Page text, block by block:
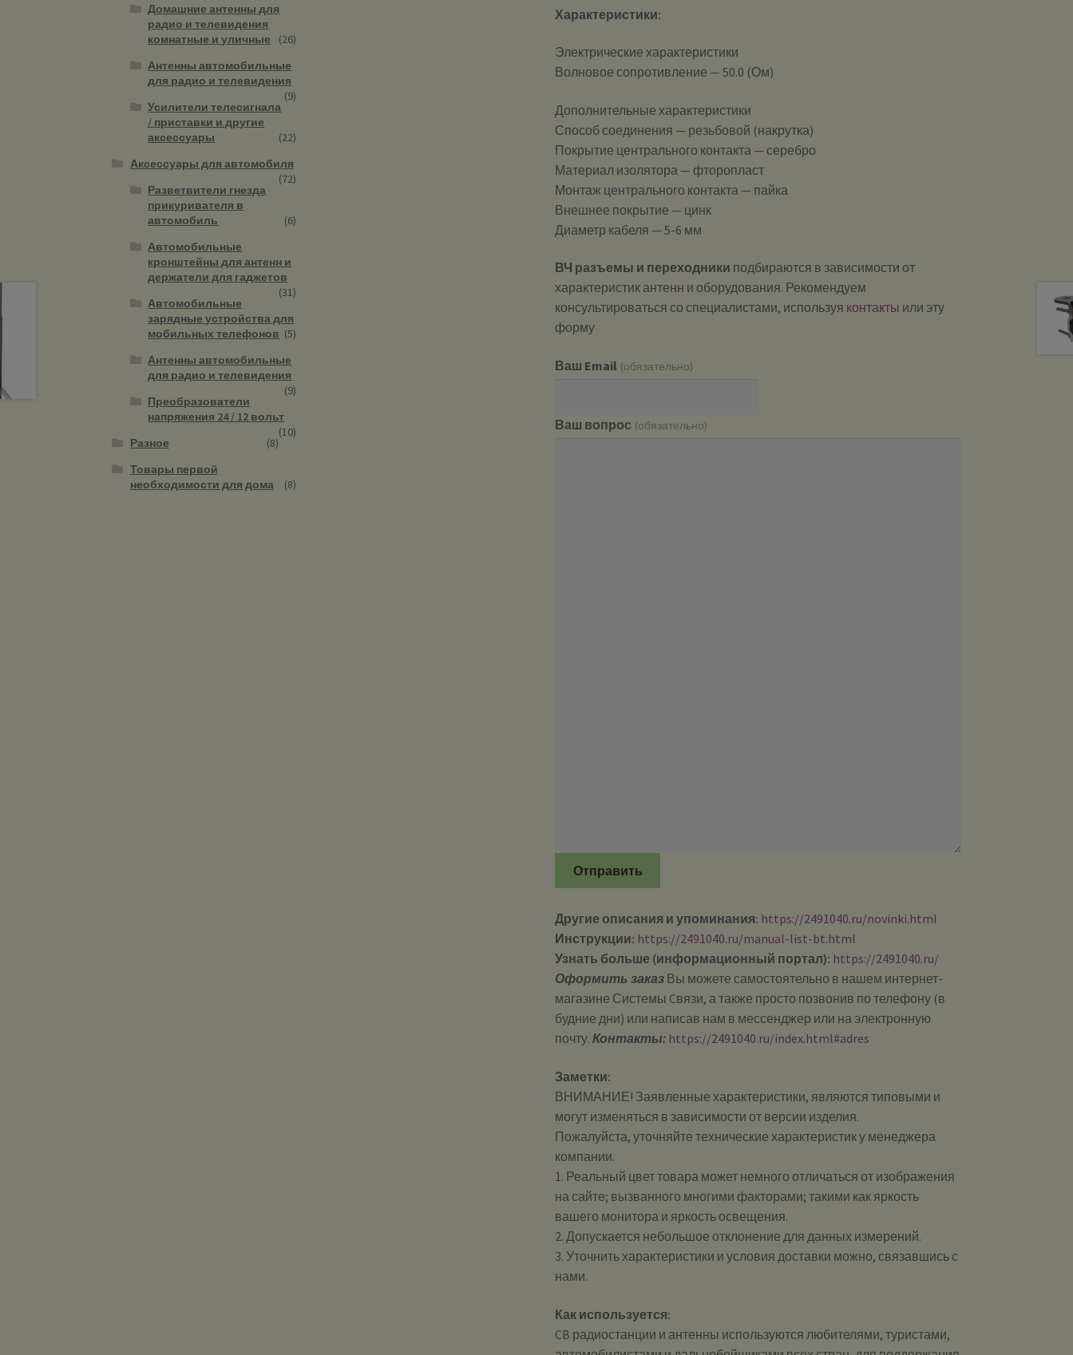
Характеристики:
Электрические характеристики
Волновое сопротивление — 50.0 (Ом)
Дополнительные характеристики
Способ соединения — резьбовой (накрутка)
Покрытие центрального контакта — серебро
Материал изолятора — фторопласт
Монтаж центрального контакта — пайка
Внешнее покрытие — цинк
Диаметр кабеля — 5-6 мм
ВЧ разъемы и переходники подбираются в зависимости от
характеристик антенн и оборудования. Рекомендуем
консультироваться со специалистами, используя контакты или эту
форму
Ваш Email (обязательно)
Ваш вопрос (обязательно)
Отправить
Другие описания и упоминания: https://2491040.ru/novinki.html
Инструкции: https://2491040.ru/manual-list-bt.html
Узнать больше (информационный портал): https://2491040.ru/
Оформить заказ Вы можете самостоятельно в нашем интернет-
магазине Системы Cвязи, а также просто позвонив по телефону (в
будние дни) или написав нам в мессенджер или на электронную
почту.Контакты: https://2491040.ru/index.html#adres
Заметки:
ВНИМАНИЕ! Заявленные характеристики, являются типовыми и
могут изменяться в зависимости от версии изделия.
Пожалуйста, уточняйте технические характеристик у менеджера
компании.
1. Реальный цвет товара может немного отличаться от изображения
на сайте; вызванного многими факторами; такими как яркость
вашего монитора и яркость освещения.
2. Допускается небольшое отклонение для данных измерений.
3. Уточнить характеристики и условия доставки можно, связавшись с
нами.
Как используется:
CB радиостанции и антенны используются любителями, туристами,
Домашние антенны для
радио и телевидения
комнатные и уличные
(26)
Антенны автомобильные
для радио и телевидения
(9)
Усилители телесигнала
/ приставки и другие
аксессуары
(22)
Аксессуары для автомобиля
(72)
Разветвители гнезда
прикуривателя в
автомобиль
(6)
Автомобильные
кронштейны для антенн и
держатели для гаджетов
(31)
Автомобильные
зарядные устройства для
мобильных телефонов (5)
Антенны автомобильные
для радио и телевидения
(9)
Преобразователи
напряжения 24 / 12 вольт
(10)
Разное
(8)
Товары первой
необходимости для дома
(8)